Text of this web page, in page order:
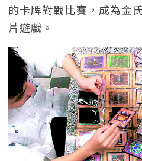
的卡牌對戰比賽，成為金
片遊戲。